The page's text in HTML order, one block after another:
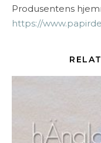
Produsentens
https://